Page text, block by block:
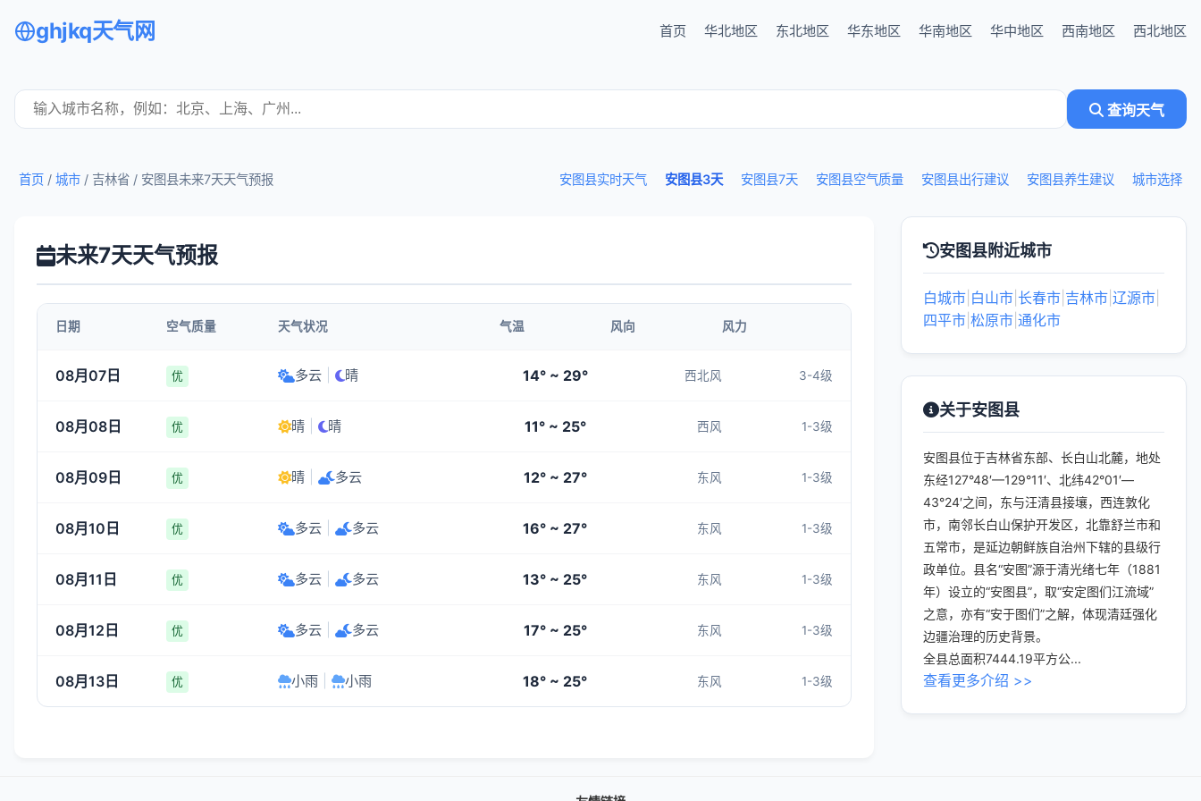
ghjkq天气网 首页 华北地区 东北地区 华东地区 华南地区 华中地区 西南地区 西北地区
查询天气
安图县实时天气 安图县3天 安图县7天 安图县空气质量 安图县出行建议 安图县养生建议 城市选择
首页 / 城市 / 吉林省 / 安图县未来7天天气预报
未来7天天气预报
日期 空气质量 天气状况 气温 风向 风力
08月07日 优 多云 晴 14° ~ 29° 西北风 3-4级
08月08日 优 晴 晴 11° ~ 25° 西风 1-3级
08月09日 优 晴 多云 12° ~ 27° 东风 1-3级
08月10日 优 多云 多云 16° ~ 27° 东风 1-3级
08月11日 优 多云 多云 13° ~ 25° 东风 1-3级
08月12日 优 多云 多云 17° ~ 25° 东风 1-3级
08月13日 优 小雨 小雨 18° ~ 25° 东风 1-3级
安图县附近城市
白城市 白山市 长春市 吉林市 辽源市
四平市 松原市 通化市
关于安图县
安图县位于吉林省东部、长白山北麓，地处
东经127°48′—129°11′、北纬42°01′—
43°24′之间，东与汪清县接壤，西连敦化
市，南邻长白山保护开发区，北靠舒兰市和
五常市，是延边朝鲜族自治州下辖的县级行
政单位。县名“安图”源于清光绪七年（1881
年）设立的“安图县”，取“安定图们江流域”
之意，亦有“安于图们”之解，体现清廷强化
边疆治理的历史背景。
全县总面积7444.19平方公...
查看更多介绍 >>